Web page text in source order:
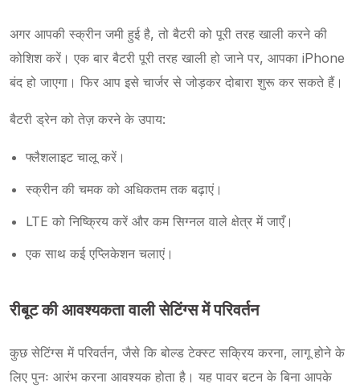
अगर आपकी स्क्रीन जमी हुई है, तो बैटरी को पूरी तरह खाली करने की
कोशिश करें। एक बार बैटरी पूरी तरह खाली हो जाने पर, आपका iPhone
बंद हो जाएगा। फिर आप इसे चार्जर से जोड़कर दोबारा शुरू कर सकते हैं।
बैटरी ड्रेन को तेज़ करने के उपाय:
फ्लैशलाइट चालू करें।
स्क्रीन की चमक को अधिकतम तक बढ़ाएं।
LTE को निष्क्रिय करें और कम सिग्नल वाले क्षेत्र में जाएँ।
एक साथ कई एप्लिकेशन चलाएं।
रीबूट की आवश्यकता वाली सेटिंग्स में परिवर्तन
कुछ सेटिंग्स में परिवर्तन, जैसे कि बोल्ड टेक्स्ट सक्रिय करना, लागू होने के
लिए पुनः आरंभ करना आवश्यक होता है। यह पावर बटन के बिना आपके